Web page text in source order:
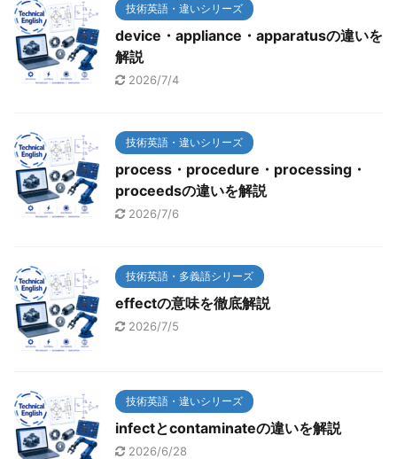
技術英語・違いシリーズ
device・appliance・apparatusの違いを
解説
2026/7/4
技術英語・違いシリーズ
process・procedure・processing・
proceedsの違いを解説
2026/7/6
技術英語・多義語シリーズ
effectの意味を徹底解説
2026/7/5
技術英語・違いシリーズ
infectとcontaminateの違いを解説
2026/6/28